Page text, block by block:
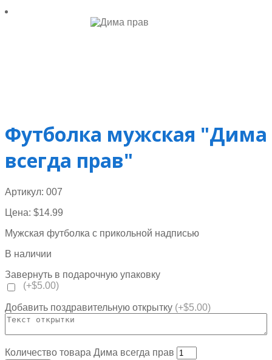
Футболка мужская "Дима
всегда прав"
Артикул: 007
Цена: $14.99
Мужская футболка с прикольной надписью
В наличии
Завернуть в подарочную упаковку
(+$5.00)
Добавить поздравительную открытку (+$5.00)
Количество товара Дима всегда прав